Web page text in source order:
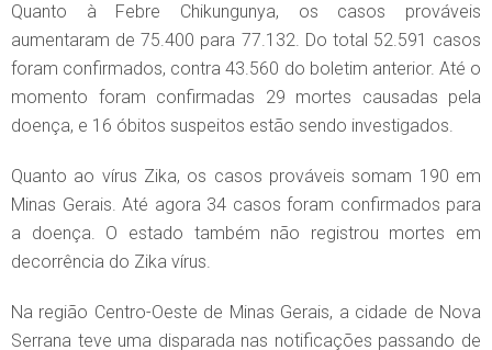
Quanto à Febre Chikungunya, os casos prováveis
aumentaram de 75.400 para 77.132. Do total 52.591 casos
foram confirmados, contra 43.560 do boletim anterior. Até o
momento foram confirmadas 29 mortes causadas pela
doença, e 16 óbitos suspeitos estão sendo investigados.
Quanto ao vírus Zika, os casos prováveis somam 190 em
Minas Gerais. Até agora 34 casos foram confirmados para
a doença. O estado também não registrou mortes em
decorrência do Zika vírus.
Na região Centro-Oeste de Minas Gerais, a cidade de Nova
Serrana teve uma disparada nas notificações passando de